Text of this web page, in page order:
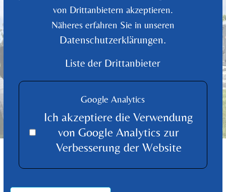
von Drittanbietern akzeptieren.
Näheres erfahren Sie in unseren
Datenschutzerklärungen.
Liste der Drittanbieter
Google Analytics
Ich akzeptiere die Verwendung
von Google Analytics zur
Verbesserung der Website
Schwimmbad Überdachung für
erhöhte Sicherheit, Energieeffizienz
und weniger Pflegeaufwand